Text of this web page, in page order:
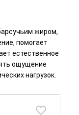
жиром,
помогает
естественное
ощущение
нагрузок.